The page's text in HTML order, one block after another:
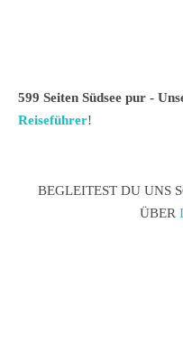
599 Seiten Südsee pur -
Reiseführer!
BEGLEITEST DU UNS
ÜBER